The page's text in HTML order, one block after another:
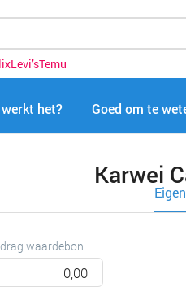
Levi’sTemu
werkt het? Goed om te
Karwei
waardebon